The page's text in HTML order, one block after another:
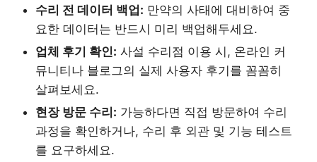
수리 전 데이터 백업: 만약의 사태에 대비하여 중
요한 데이터는 반드시 미리 백업해두세요.
업체 후기 확인: 사설 수리점 이용 시, 온라인 커
뮤니티나 블로그의 실제 사용자 후기를 꼼꼼히
살펴보세요.
현장 방문 수리: 가능하다면 직접 방문하여 수리
과정을 확인하거나, 수리 후 외관 및 기능 테스트
를 요구하세요.